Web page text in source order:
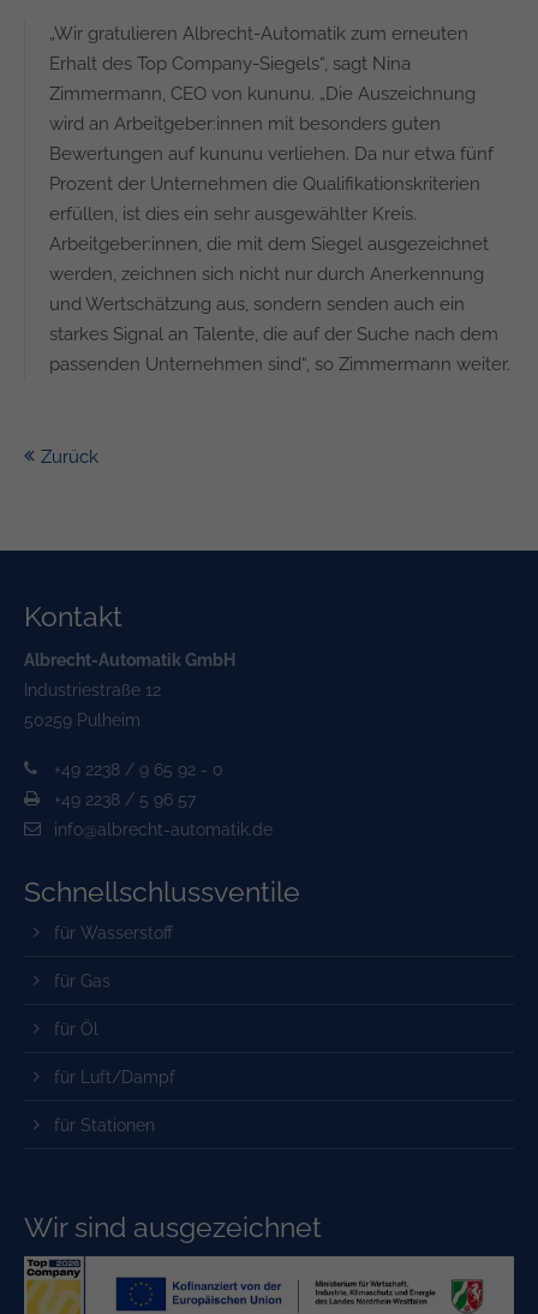
„Wir gratulieren Albrecht-Automatik zum erneuten
Erhalt des Top Company-Siegels“, sagt Nina
Zimmermann, CEO von kununu. „Die Auszeichnung
wird an Arbeitgeber:innen mit besonders guten
Bewertungen auf kununu verliehen. Da nur etwa fünf
Prozent der Unternehmen die Qualifikationskriterien
erfüllen, ist dies ein sehr ausgewählter Kreis.
Arbeitgeber:innen, die mit dem Siegel ausgezeichnet
werden, zeichnen sich nicht nur durch Anerkennung
und Wertschätzung aus, sondern senden auch ein
starkes Signal an Talente, die auf der Suche nach dem
passenden Unternehmen sind“, so Zimmermann weiter.
Zurück
Kontakt
Albrecht-Automatik GmbH
Industriestraße 12
50259 Pulheim
+49 2238 / 9 65 92 - 0
+49 2238 / 5 96 57
info@albrecht-automatik.de
Schnell­schluss­ventile
für Wasserstoff
für Gas
für Öl
für Luft/Dampf
für Stationen
Wir sind ausgezeichnet